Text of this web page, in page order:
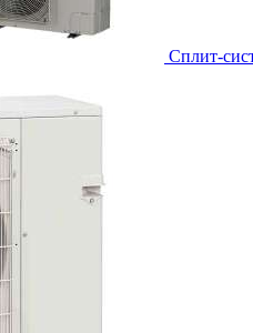
Cплит-